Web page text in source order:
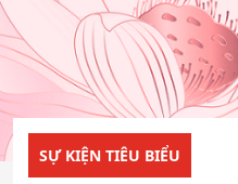
SỰ KIỆN TIÊU BIỂU